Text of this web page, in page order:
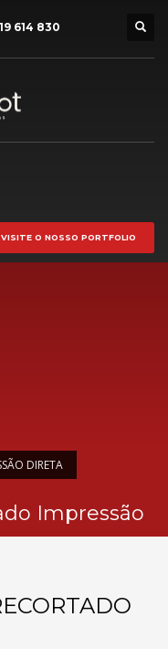
614 830
VISITE O NOSSO PORTFOLIO
DIRETA
Impressão